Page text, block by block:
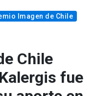
keyboard_arrow_down
Imagen de Chile
Chile
fue